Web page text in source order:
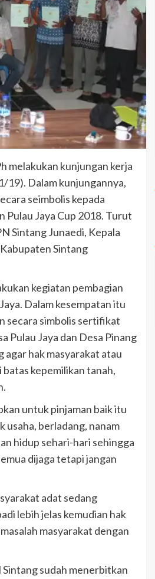
melakukan kunjungan kerja
19). Dalam kunjungannya,
seimbolis kepada
Pulau Jaya Cup 2018. Turut
Sintang Junaedi, Kepala
Sintang
kegiatan pembagian
Dalam kesempatan itu
secara simbolis sertifikat
Pulau Jaya dan Desa Pinang
hak masyarakat atau
kepemilikan tanah,
untuk pinjaman baik itu
usaha, berladang, nanam
hidup sehari-hari sehingga
dijaga tetapi jangan
adat sedang
lebih jelas kemudian hak
masyarakat dengan
sudah menerbitkan